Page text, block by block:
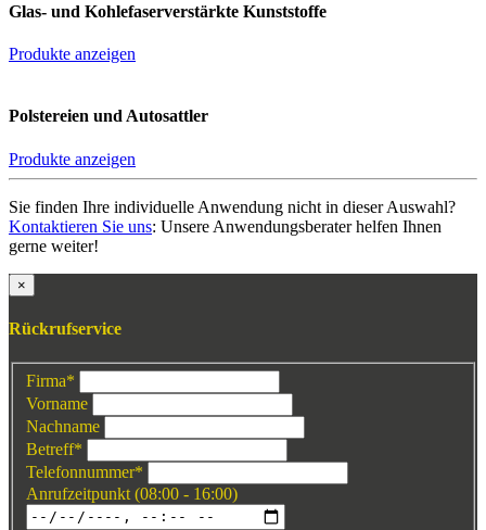
Glas- und Kohlefaserverstärkte Kunststoffe
Produkte anzeigen
Polstereien und Autosattler
Produkte anzeigen
Sie finden Ihre individuelle Anwendung nicht in dieser Auswahl?
Kontaktieren Sie uns: Unsere Anwendungsberater helfen Ihnen
gerne weiter!
×
Rückrufservice
Firma*
Vorname
Nachname
Betreff*
Telefonnummer*
Anrufzeitpunkt (08:00 - 16:00)